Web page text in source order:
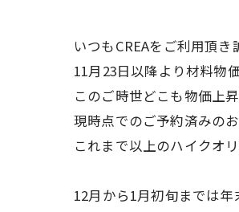
いつもCREAをご利用頂
11月23日以降より材料物
このご時世どこも物価上
現時点でのご予約済みの
これまで以上のハイクオ
12月から1月初旬までは